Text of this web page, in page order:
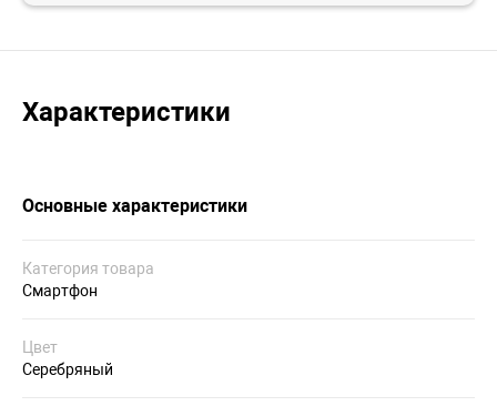
Характеристики
Основные характеристики
Категория товара
Смартфон
Цвет
Серебряный